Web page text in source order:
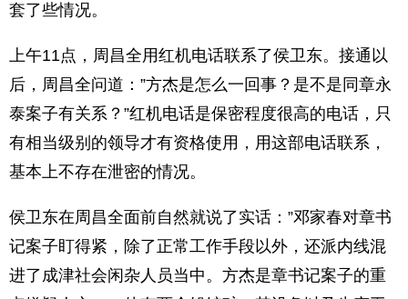
套了些情况。
上午11点，周昌全用红机电话联系了侯卫东。接通以
后，周昌全问道：”方杰是怎么一回事？是不是同章永
泰案子有关系？”红机电话是保密程度很高的电话，只
有相当级别的领导才有资格使用，用这部电话联系，
基本上不存在泄密的情况。
侯卫东在周昌全面前自然就说了实话：”邓家春对章书
记案子盯得紧，除了正常工作手段以外，还派内线混
进了成津社会闲杂人员当中。方杰是章书记案子的重